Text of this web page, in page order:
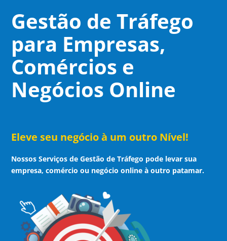
contentGestão de Tráfego
para Empresas,
Comércios e
Negócios Online
Eleve seu negócio à um outro Nível!
Nossos Serviços de Gestão de Tráfego pode levar sua
empresa, comércio ou negócio online à outro patamar.